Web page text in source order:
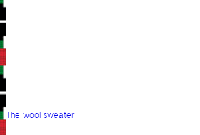
The wool sweater